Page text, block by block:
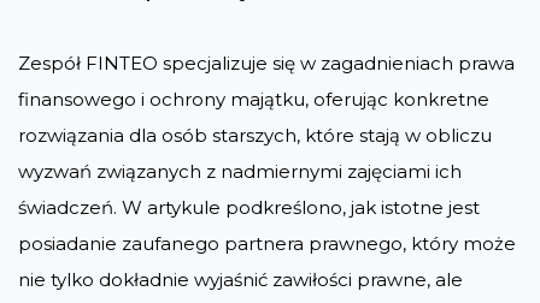
Zespół FINTEO specjalizuje się w zagadnieniach prawa
finansowego i ochrony majątku, oferując konkretne
rozwiązania dla osób starszych, które stają w obliczu
wyzwań związanych z nadmiernymi zajęciami ich
świadczeń. W artykule podkreślono, jak istotne jest
posiadanie zaufanego partnera prawnego, który może
nie tylko dokładnie wyjaśnić zawiłości prawne, ale